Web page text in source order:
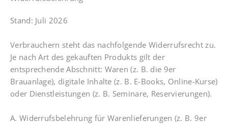
Stand: Juli 2026
Verbrauchern steht das nachfolgende Widerrufsrecht zu.
Je nach Art des gekauften Produkts gilt der
entsprechende Abschnitt: Waren (z. B. die 9er
Brauanlage), digitale Inhalte (z. B. E-Books, Online-Kurse)
oder Dienstleistungen (z. B. Seminare, Reservierungen).
A. Widerrufsbelehrung für Warenlieferungen (z. B. 9er